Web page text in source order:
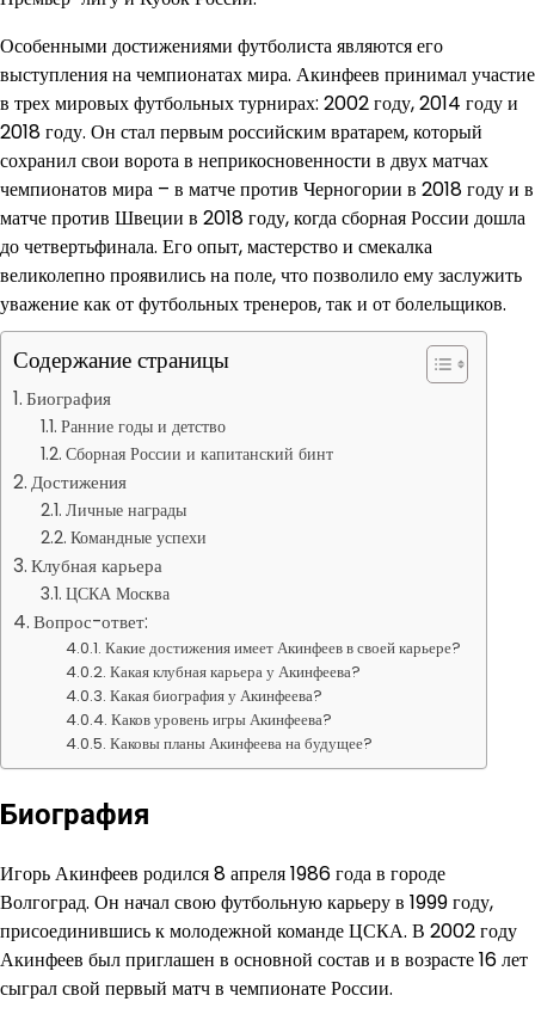
Особенными достижениями футболиста являются его
выступления на чемпионатах мира. Акинфеев принимал участие
в трех мировых футбольных турнирах: 2002 году, 2014 году и
2018 году. Он стал первым российским вратарем, который
сохранил свои ворота в неприкосновенности в двух матчах
чемпионатов мира – в матче против Черногории в 2018 году и в
матче против Швеции в 2018 году, когда сборная России дошла
до четвертьфинала. Его опыт, мастерство и смекалка
великолепно проявились на поле, что позволило ему заслужить
уважение как от футбольных тренеров, так и от болельщиков.
Содержание страницы
Биография
Ранние годы и детство
Сборная России и капитанский бинт
Достижения
Личные награды
Командные успехи
Клубная карьера
ЦСКА Москва
Вопрос-ответ:
Какие достижения имеет Акинфеев в своей карьере?
Какая клубная карьера у Акинфеева?
Какая биография у Акинфеева?
Каков уровень игры Акинфеева?
Каковы планы Акинфеева на будущее?
Биография
Игорь Акинфеев родился 8 апреля 1986 года в городе
Волгоград. Он начал свою футбольную карьеру в 1999 году,
присоединившись к молодежной команде ЦСКА. В 2002 году
Акинфеев был приглашен в основной состав и в возрасте 16 лет
сыграл свой первый матч в чемпионате России.